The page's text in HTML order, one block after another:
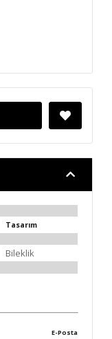
Tasarım
Bileklik
E-Posta